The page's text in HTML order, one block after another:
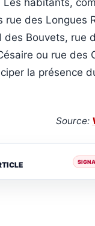
Les habitants,
rue des Longues
des Bouvets, rue
ou rue des
la présence
Source: